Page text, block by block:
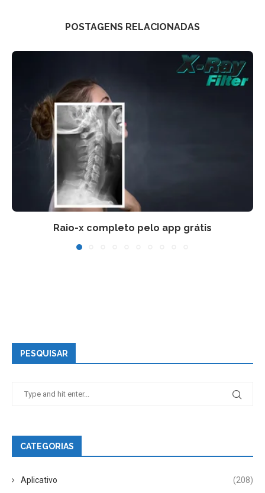
POSTAGENS RELACIONADAS
Raio-x completo pelo app grátis
PESQUISAR
CATEGORIAS
Aplicativo (208)